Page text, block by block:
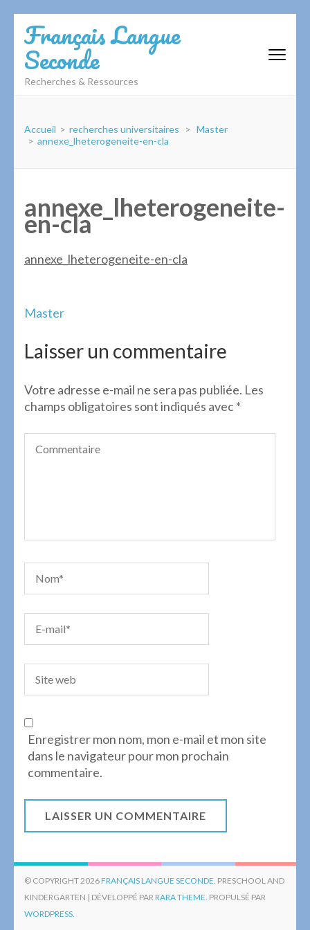
au
contenu
(Pressez
Entrée)
Français Langue
Seconde
Recherches & Ressources
Accueil > recherches universitaires > Master
> annexe_lheterogeneite-en-cla
annexe_lheterogeneite-
en-cla
annexe_lheterogeneite-en-cla
Navigation
l’article
Master
Laisser un commentaire
Votre adresse e-mail ne sera pas publiée. Les
champs obligatoires sont indiqués avec*
Enregistrer mon nom, mon e-mail et mon site
dans le navigateur pour mon prochain
commentaire.
© COPYRIGHT 2026FRANÇAIS LANGUE SECONDE. PRESCHOOL AND
KINDERGARTEN | DÉVELOPPÉ PARRARA THEME. PROPULSÉ PAR
WORDPRESS.